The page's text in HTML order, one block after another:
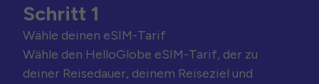
Schritt 1
Wähle deinen eSIM-Tarif
Wähle den HelloGlobe eSIM-Tarif, der zu
deiner Reisedauer, deinem Reiseziel und